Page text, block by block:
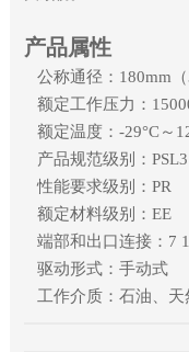
产品属性
公称通径：180mm（
额定工作压力：
额定温度：-29°C～
产品规范级别：PSL3
性能要求级别：PR
额定材料级别：EE
端部和出口连接：7
驱动形式：手动式
工作介质：石油、